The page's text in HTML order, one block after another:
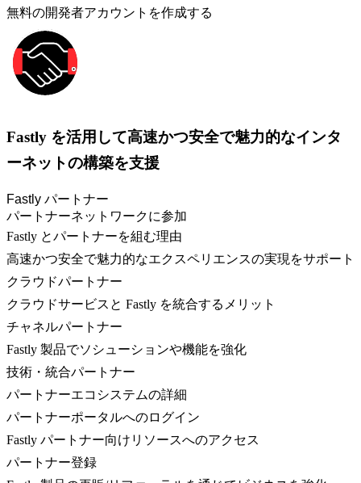
無料の開発者アカウントを作成する
Fastly を活用して高速かつ安全で魅力的なインタ
ーネットの構築を支援
Fastly パートナー
パートナーネットワークに参加
Fastly とパートナーを組む理由
高速かつ安全で魅力的なエクスペリエンスの実現をサポート
クラウドパートナー
クラウドサービスと Fastly を統合するメリット
チャネルパートナー
Fastly 製品でソシューションや機能を強化
技術・統合パートナー
パートナーエコシステムの詳細
パートナーポータルへのログイン
Fastly パートナー向けリソースへのアクセス
パートナー登録